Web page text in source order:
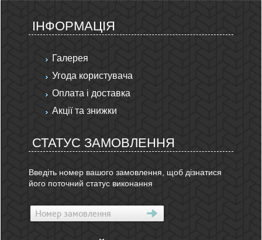
ІНФОРМАЦІЯ
Галерея
Угода користувача
Оплата і доставка
Акції та знижки
СТАТУС ЗАМОВЛЕННЯ
Введіть номер вашого замовлення, щоб дізнатися
його поточний статус виконання